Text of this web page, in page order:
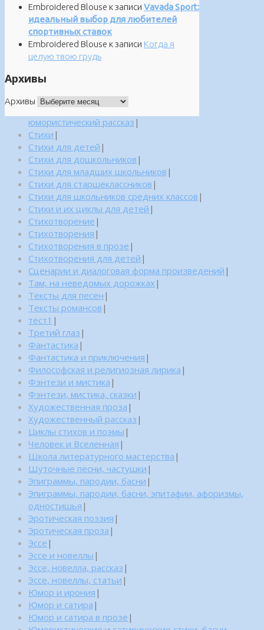
Embroidered Blouse к записи Vavada Sport:
идеальный выбор для любителей
спортивных ставок
Embroidered Blouse к записи Когда я
целую твою грудь
Архивы
Архивы
юмористический рассказ |
Стихи |
Стихи для детей |
Стихи для дошкольников |
Стихи для младших школьников |
Стихи для старшеклассников |
Стихи для школьников средних классов |
Стихи и их циклы для детей |
Стихотворение |
Стихотворения |
Стихотворения в прозе |
Стихотворения для детей |
Сценарии и диалоговая форма произведений |
Там, на неведомых дорожках |
Тексты для песен |
Тексты романсов |
тест1 |
Третий глаз |
Фантастика |
Фантастика и приключения |
Философская и религиозная лирика |
Фэнтези и мистика |
Фэнтези, мистика, сказки |
Художественная проза |
Художественный рассказ |
Циклы стихов и поэмы |
Человек и Вселенная |
Школа литературного мастерства |
Шуточные песни, частушки |
Эпиграммы, пародии, басни |
Эпиграммы, пародии, басни, эпитафии, афоризмы,
одностишья |
Эротическая поэзия |
Эротическая проза |
Эссе |
Эссе и новеллы |
Эссе, новелла, рассказ |
Эссе, новеллы, статьи |
Юмор и ирония |
Юмор и сатира |
Юмор и сатира в прозе |